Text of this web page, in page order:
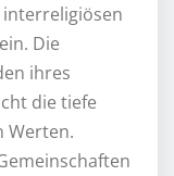
interreligiösen
Die
ihres
die tiefe
Werten.